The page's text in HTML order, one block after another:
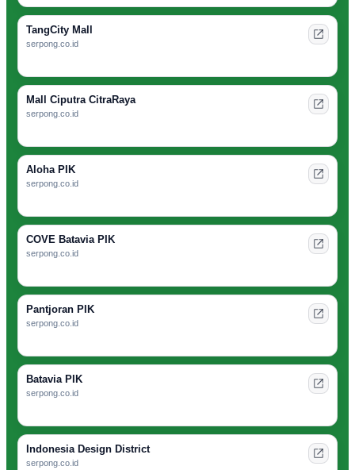
TangCity Mall
serpong.co.id
Mall Ciputra CitraRaya
serpong.co.id
Aloha PIK
serpong.co.id
COVE Batavia PIK
serpong.co.id
Pantjoran PIK
serpong.co.id
Batavia PIK
serpong.co.id
Indonesia Design District
serpong.co.id